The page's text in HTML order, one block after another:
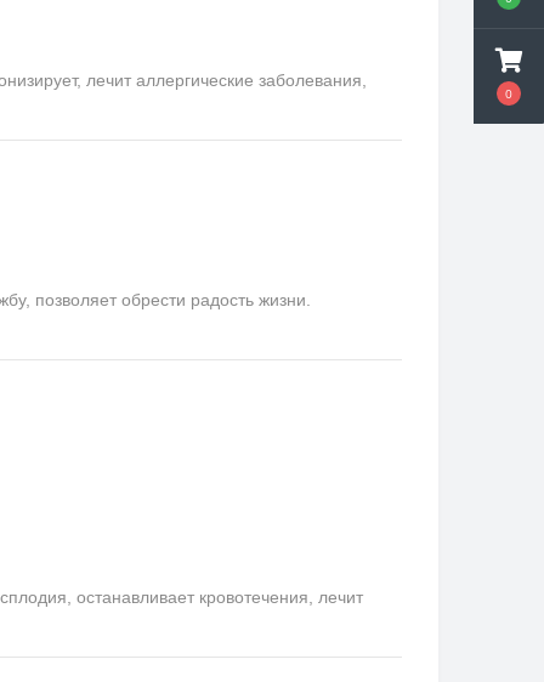
0
лечит аллергические заболевания,
позволяет обрести радость жизни.
останавливает кровотечения, лечит